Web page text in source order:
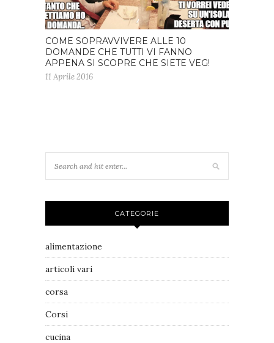
COME SOPRAVVIVERE ALLE 10
DOMANDE CHE TUTTI VI FANNO
APPENA SI SCOPRE CHE SIETE VEG!
11 Aprile 2016
CATEGORIE
alimentazione
articoli vari
corsa
Corsi
cucina